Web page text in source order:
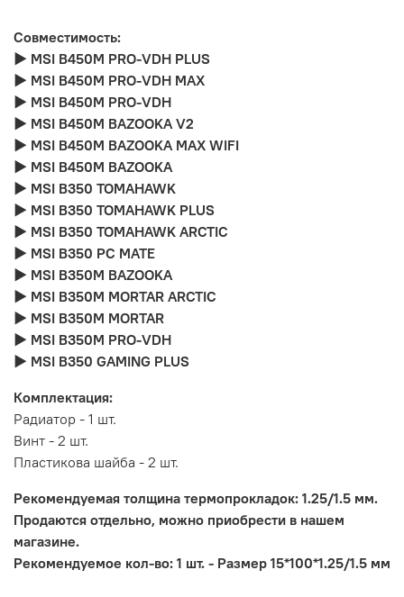
Совместимость:
► MSI B450M PRO-VDH PLUS
► MSI B450M PRO-VDH MAX
► MSI B450M PRO-VDH
► MSI B450M BAZOOKA V2
► MSI B450M BAZOOKA MAX WIFI
► MSI B450M BAZOOKA
► MSI B350 TOMAHAWK
► MSI B350 TOMAHAWK PLUS
► MSI B350 TOMAHAWK ARCTIC
► MSI B350 PC MATE
► MSI B350M BAZOOKA
► MSI B350M MORTAR ARCTIC
► MSI B350M MORTAR
► MSI B350M PRO-VDH
► MSI B350 GAMING PLUS
Комплектация:
Радиатор - 1 шт.
Винт - 2 шт.
Пластикова шайба - 2 шт.
Рекомендуемая толщина термопрокладок: 1.25/1.5 мм.
Продаются отдельно, можно приобрести в нашем
магазине.
Рекомендуемое кол-во: 1 шт. - Размер 15*100*1.25/1.5 мм